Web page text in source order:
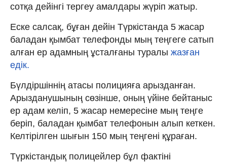
сотқа дейінгі тергеу амалдары жүріп жатыр.
Еске салсақ, бұған дейін Түркістанда 5 жасар
баладан қымбат телефонды мың теңгеге сатып
алған ер адамның ұсталғаны туралы жазған
едік.
Бүлдіршіннің атасы полицияға арызданған.
Арызданушының сөзінше, оның үйіне бейтаныс
ер адам келіп, 5 жасар немересіне мың теңге
беріп, баладан қымбат телефонын алып кеткен.
Келтірілген шығын 150 мың теңгені құраған.
Түркістандық полицейлер бұл фактіні